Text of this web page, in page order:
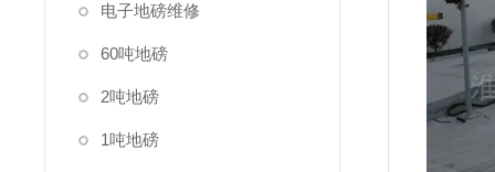
电子地磅维修
60吨地磅
2吨地磅
1吨地磅